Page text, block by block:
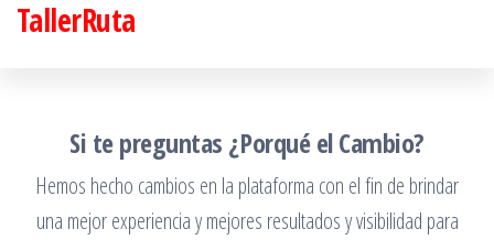
SaltarTallerRuta
Si te preguntas ¿Porqué el Cambio?
Hemos hecho cambios en la plataforma con el fin de brindar
una mejor experiencia y mejores resultados y visibilidad para